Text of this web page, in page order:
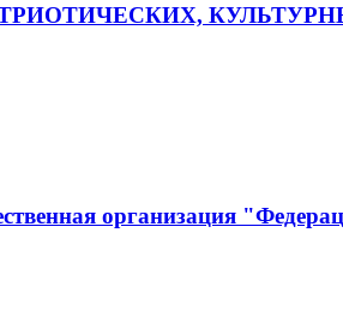
организация